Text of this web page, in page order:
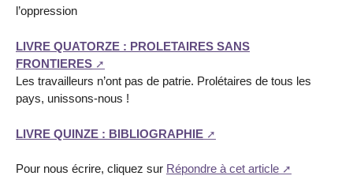
l’oppression
LIVRE QUATORZE : PROLETAIRES SANS
FRONTIERES
Les travailleurs n’ont pas de patrie. Prolétaires de tous les
pays, unissons-nous !
LIVRE QUINZE : BIBLIOGRAPHIE
Pour nous écrire, cliquez sur Répondre à cet article